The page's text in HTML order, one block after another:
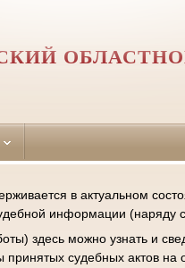
в актуальном
информации
здесь можно узнать и
принятых судебных актов